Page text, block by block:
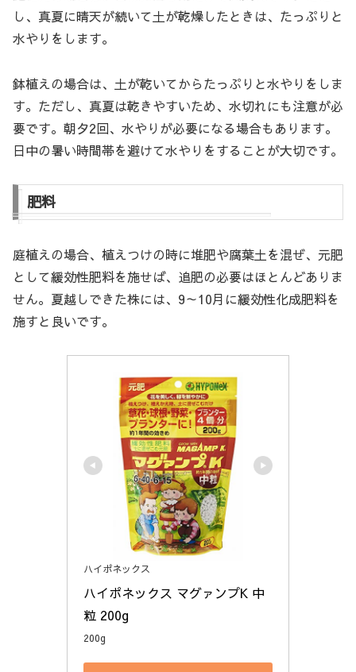
し、真夏に晴天が続いて土が乾燥したときは、たっぷりと
水やりをします。
鉢植えの場合は、土が乾いてからたっぷりと水やりをしま
す。ただし、真夏は乾きやすいため、水切れにも注意が必
要です。朝夕2回、水やりが必要になる場合もあります。
日中の暑い時間帯を避けて水やりをすることが大切です。
肥料
庭植えの場合、植えつけの時に堆肥や腐葉土を混ぜ、元肥
として緩効性肥料を施せば、追肥の必要はほとんどありま
せん。夏越しできた株には、9～10月に緩効性化成肥料を
施すと良いです。
ハイポネックス
ハイポネックス マグァンプK 中
粒 200g
200g